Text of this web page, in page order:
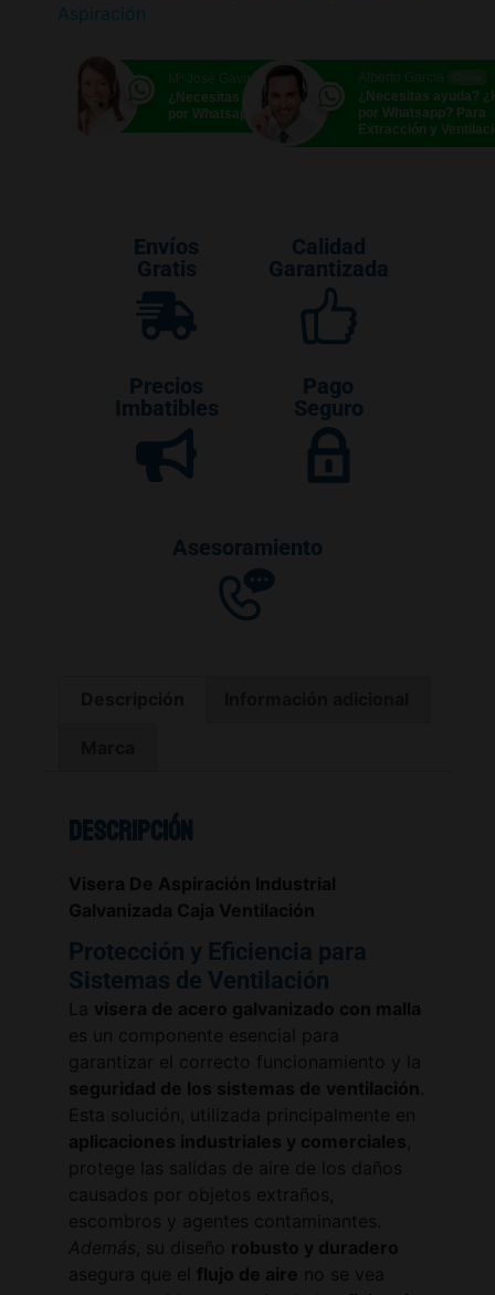
Aspiración
Mª José Gavira Online
¿Necesitas ayuda? ¿Hablamos
por Whatsapp?
¿Necesitas ayuda?
por Whatsapp? Para
Extracción y
Envíos
Gratis
Calidad
Garantizada
Precios
Imbatibles
Pago
Seguro
Asesoramiento
Descripción
Visera De Aspiración Industrial
Galvanizada Caja Ventilación
Protección y Eficiencia para
Sistemas de Ventilación
La visera de acero galvanizado con malla
es un componente esencial para
garantizar el correcto funcionamiento y la
seguridad de los sistemas de ventilación
Esta solución, utilizada principalmente en
aplicaciones industriales y comerciales,
protege las salidas de aire de los daños
causados por objetos extraños,
escombros y agentes contaminantes.
Además, su diseño robusto y duradero
asegura que el flujo de aire
no se vea